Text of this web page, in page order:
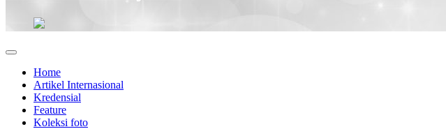
Home
Artikel Internasional
Kredensial
Feature
Koleksi foto